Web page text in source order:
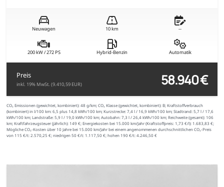
Neuwagen 10 km --
200 kW / 272 PS Hybrid-Benzin Automatik
Preis
inkl. 19% MwSt. (9.410,59 EUR) 58.940 €
CO₂ Emissionen (gewichtet, kombiniert): 48 g/km; CO₂ Klasse (gewichtet, kombiniert): B; Kraftstoffverbrauch
(kombiniert) in l/100 km: 6,5 plus 14,8 kWh/100 km; Kurzstrecke: 7,4 l / 16,9 kWh/100 km; Stadtrand: 5,7 l / 17,6
kWh/100 km; Landstraße: 5,9 l / 19,0 kWh/100 km; Autobahn: 7,3 l / 26,4 kWh/100 km; Reichweite (gesamt): 106
km; Kraftfahrzeugsteuer (jährlich): 149 €; Energiekosten bei 15.000 km/Jahr (Kraftstoffpreis: 1,73 €/l): 1.683,83 €;
Mögliche CO₂-Kosten über 10 Jahre bei 15.000 km/Jahr bei einem angenommenen durchschnittlichen CO₂-Preis
von 115 €/t: 2.570,25 €; niedrigen 50 €/t: 1.117,50 €; hohen 190 €/t: 4.246,50 €